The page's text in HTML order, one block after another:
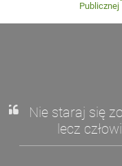
Nie staraj się
lecz